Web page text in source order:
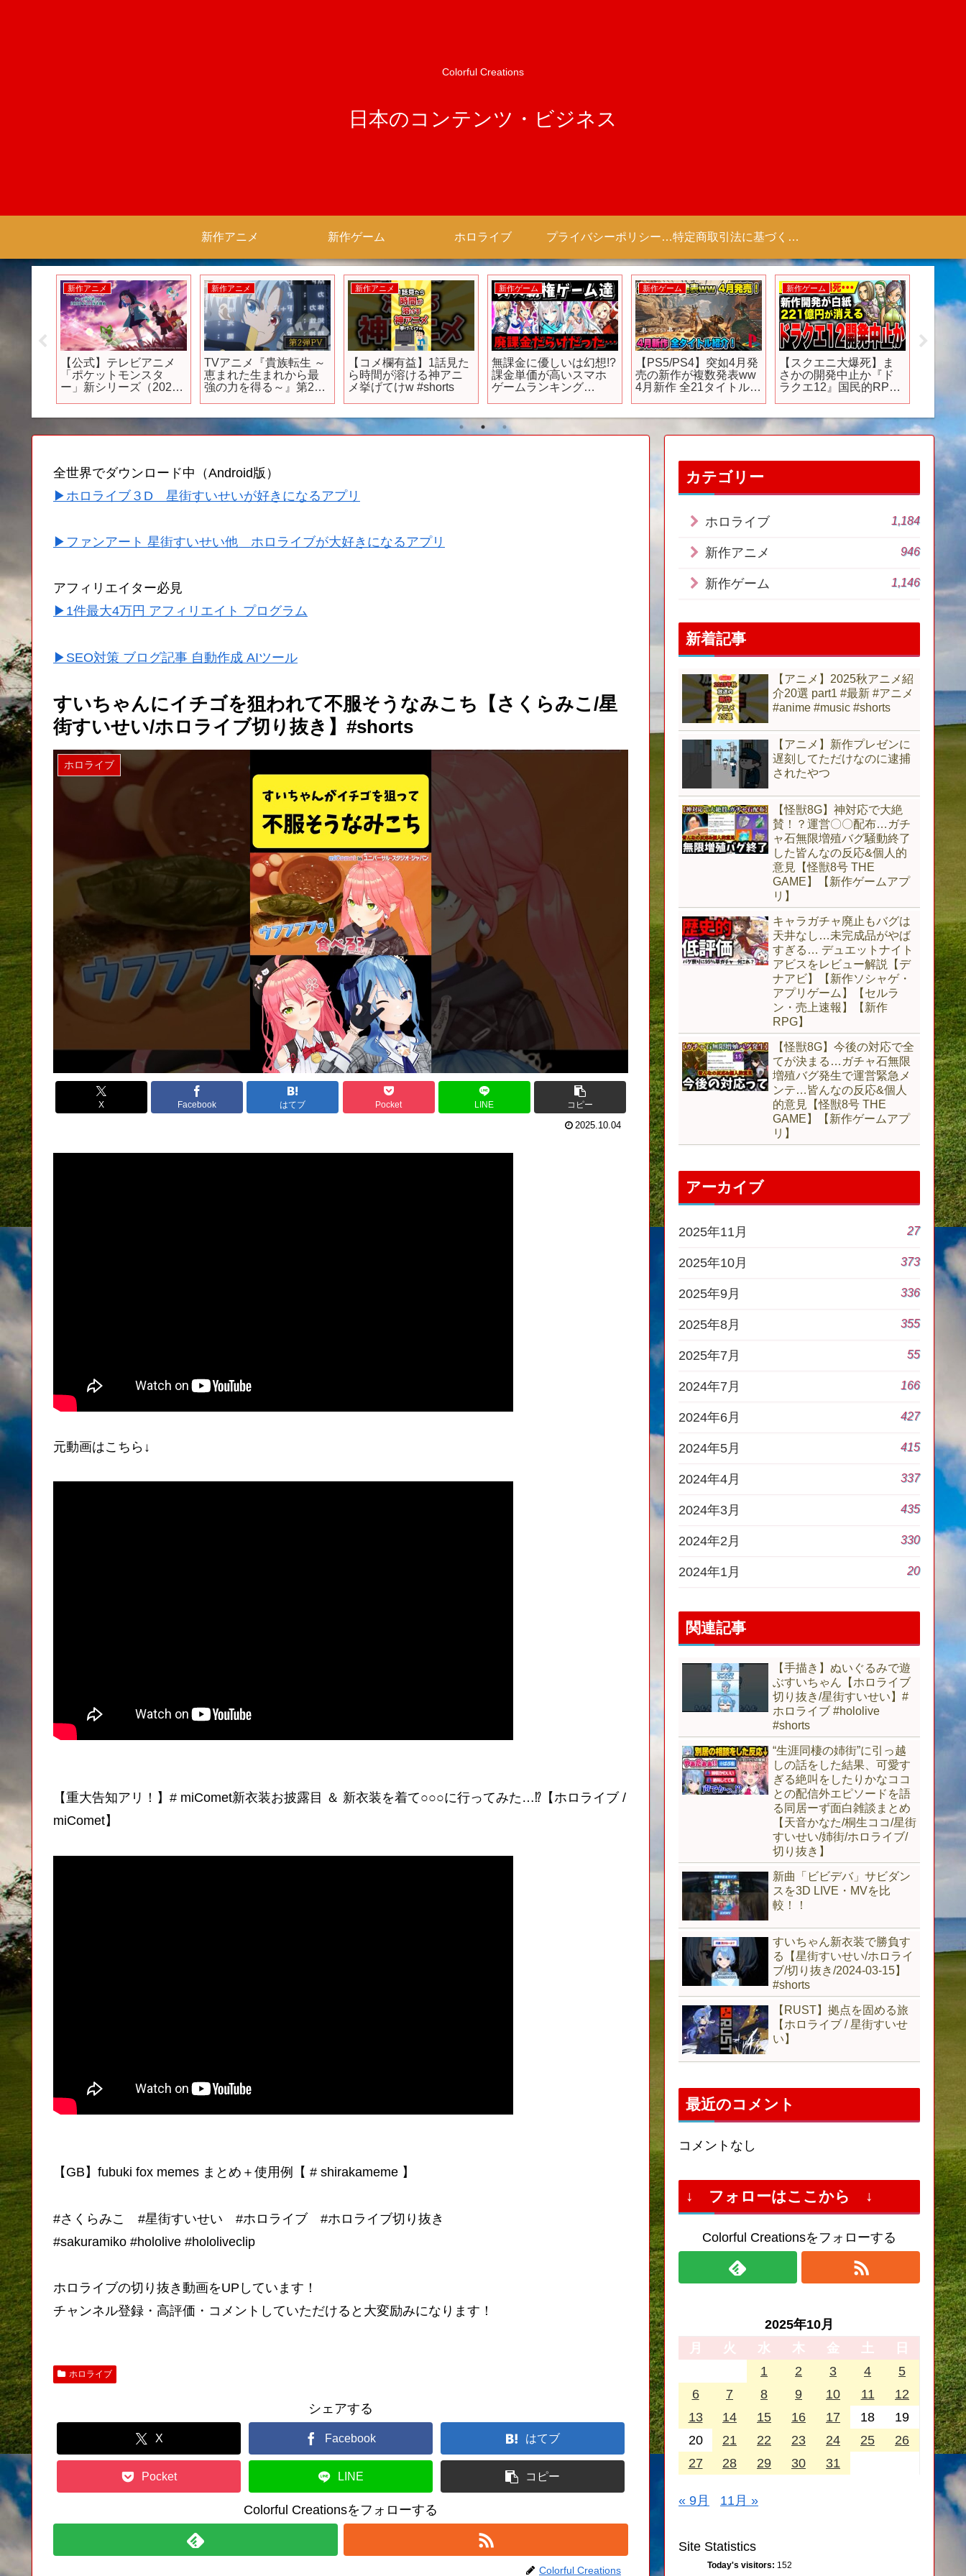
Colorful Creations
日本のコンテンツ・ビジネス
新作アニメ 新作ゲーム ホロライブ プライバシーポリシー 【Colorful Creation】 特定商取引法に基づく表記（商取引に関する開示）
新作アニメ
【公式】テレビアニメ
「ポケットモンスタ
ー」新シリーズ（2023
新作アニメ
TVアニメ『貴族転生 ～
恵まれた生まれから最
強の力を得る～』第2弾
新作アニメ
【コメ欄有益】1話見た
ら時間が溶ける神アニ
メ挙げてけw #shorts
新作ゲーム
無課金に優しいは幻想!?
課金単価が高いスマホ
ゲームランキング
解説】【無課金におす
すめのゲーム】【ウマ
新作ゲーム
【PS5/PS4】突如4月発
売の新作が複数発表ww
4月新作 全21タイトル紹
Blade 百英雄伝 サガ エ
メラルドビヨンド
新作ゲーム
【スクエニ大爆死】ま
さかの開発中止か『ド
ラクエ12』国民的RPG
ムハーツ4』ヤバい？
PS5依存がかなりヤバそ
廃棄損 DQ12
間限定
全世界でダウンロード中（Android版）
▶ホロライブ３D 星街すいせいが好きになるアプリ
▶ファンアート 星街すいせい他 ホロライブが大好きになるアプリ
アフィリエイター必見
▶1件最大4万円 アフィリエイト プログラム
▶SEO対策 ブログ記事 自動作成 AIツール
すいちゃんにイチゴを狙われて不服そうなみこち【さくらみこ/星
街すいせい/ホロライブ切り抜き】#shorts
ホロライブ
X Facebook はてブ Pocket LINE コピー
2025.10.04
元動画はこちら↓
【重大告知アリ！】# miComet新衣装お披露目 ＆ 新衣装を着て○○○に行ってみた…⁉【ホロライブ /
miComet】
【GB】fubuki fox memes まとめ＋使用例【 # shirakameme 】
#さくらみこ #星街すいせい #ホロライブ #ホロライブ切り抜き
#sakuramiko #hololive #hololiveclip
ホロライブの切り抜き動画をUPしています！
チャンネル登録・高評価・コメントしていただけると大変励みになります！
ホロライブ
シェアする
X Facebook はてブ
Pocket LINE コピー
Colorful Creationsをフォローする
Colorful Creations
カテゴリー
ホロライブ 1,184
新作アニメ 946
新作ゲーム 1,146
新着記事
【アニメ】2025秋アニメ紹
介20選 part1 #最新 #アニメ
#anime #music #shorts
【アニメ】新作プレゼンに
遅刻してただけなのに逮捕
されたやつ
【怪獣8G】神対応で大絶
賛！？運営〇〇配布…ガチ
ャ石無限増殖バグ騒動終了
した皆んなの反応&個人的
意見【怪獣8号 THE
GAME】【新作ゲームアプ
リ】
キャラガチャ廃止もバグは
天井なし…未完成品がやば
すぎる… デュエットナイト
アビスをレビュー解説【デ
ナアビ】【新作ソシャゲ・
アプリゲーム】【セルラ
ン・売上速報】【新作
RPG】
【怪獣8G】今後の対応で全
てが決まる…ガチャ石無限
増殖バグ発生で運営緊急メ
ンテ…皆んなの反応&個人
的意見【怪獣8号 THE
GAME】【新作ゲームアプ
リ】
アーカイブ
2025年11月 27
2025年10月 373
2025年9月 336
2025年8月 355
2025年7月 55
2024年7月 166
2024年6月 427
2024年5月 415
2024年4月 337
2024年3月 435
2024年2月 330
2024年1月 20
関連記事
【手描き】ぬいぐるみで遊
ぶすいちゃん【ホロライブ
切り抜き/星街すいせい】#
ホロライブ #hololive
#shorts
“生涯同棲の姉街”に引っ越
しの話をした結果、可愛す
ぎる絶叫をしたりかなココ
との配信外エピソードを語
る同居ーず面白雑談まとめ
【天音かなた/桐生ココ/星街
すいせい/姉街/ホロライブ/
切り抜き】
新曲「ビビデバ」サビダン
スを3D LIVE・MVを比
較！！
すいちゃん新衣装で勝負す
る【星街すいせい/ホロライ
ブ/切り抜き/2024-03-15】
#shorts
【RUST】拠点を固める旅
【ホロライブ / 星街すいせ
い】
最近のコメント
コメントなし
↓ フォローはここから ↓
Colorful Creationsをフォローする
2025年10月
月
火 水 木 金 土
日
1
2 3 4
5
6
7 8 9 10 11
12
13
14 15 16 17 18
19
20
21 22 23 24 25
26
27
28 29 30 31
« 9月 11月 »
Site Statistics
Today's visitors: 152